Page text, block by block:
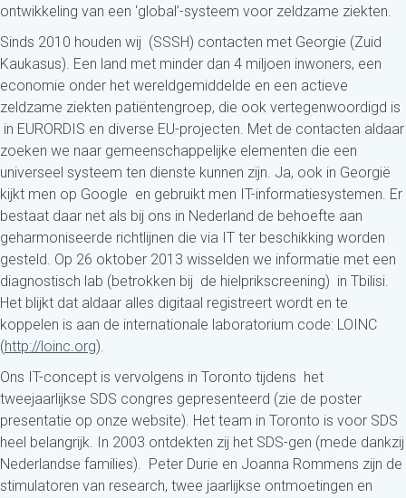
ontwikkeling van een ‘global’-systeem voor zeldzame ziekten.
Sinds 2010 houden wij (SSSH) contacten met Georgie (Zuid
Kaukasus). Een land met minder dan 4 miljoen inwoners, een
economie onder het wereldgemiddelde en een actieve
zeldzame ziekten patiëntengroep, die ook vertegenwoordigd is
in EURORDIS en diverse EU-projecten. Met de contacten aldaar
zoeken we naar gemeenschappelijke elementen die een
universeel systeem ten dienste kunnen zijn. Ja, ook in Georgië
kijkt men op Google en gebruikt men IT-informatiesystemen. Er
bestaat daar net als bij ons in Nederland de behoefte aan
geharmoniseerde richtlijnen die via IT ter beschikking worden
gesteld. Op 26 oktober 2013 wisselden we informatie met een
diagnostisch lab (betrokken bij de hielprikscreening) in Tbilisi.
Het blijkt dat aldaar alles digitaal registreert wordt en te
koppelen is aan de internationale laboratorium code: LOINC
(http://loinc.org).
Ons IT-concept is vervolgens in Toronto tijdens het
tweejaarlijkse SDS congres gepresenteerd (zie de poster
presentatie op onze website). Het team in Toronto is voor SDS
heel belangrijk. In 2003 ontdekten zij het SDS-gen (mede dankzij
Nederlandse families). Peter Durie en Joanna Rommens zijn de
stimulatoren van research, twee jaarlijkse ontmoetingen en